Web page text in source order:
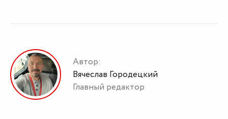
Автор:
Вячеслав Городецкий
Главный редактор